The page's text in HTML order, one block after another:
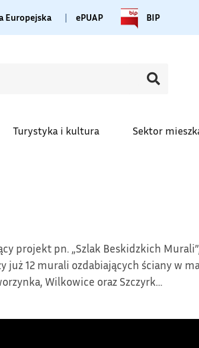
Europejska | ePUAP BIP
Turystyka i kultura Sektor
projekt pn. „Szlak Beskidzkich
już 12 murali ozdabiających ściany w
Wilkowice oraz Szczyrk…